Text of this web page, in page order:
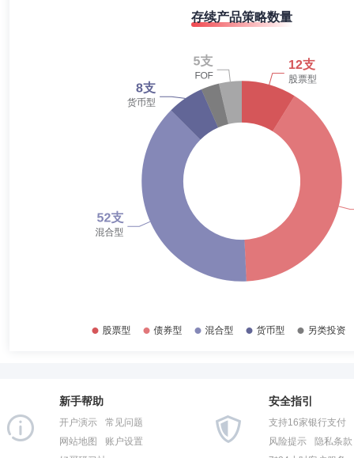
47.32%
18.22%
57.35%
47.90%
60.48%
40.49%
10.32%
存续产品策略数量
新手帮助
开户演示
常见问题
网站地图
账户设置
安全指引
支持16家银行支付
风险提示
隐私条款